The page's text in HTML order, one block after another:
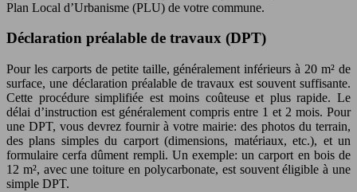
Plan Local d’Urbanisme (PLU) de votre commune.
Déclaration préalable de travaux (DPT)
Pour les carports de petite taille, généralement inférieurs à 20 m² de
surface, une déclaration préalable de travaux est souvent suffisante.
Cette procédure simplifiée est moins coûteuse et plus rapide. Le
délai d’instruction est généralement compris entre 1 et 2 mois. Pour
une DPT, vous devrez fournir à votre mairie: des photos du terrain,
des plans simples du carport (dimensions, matériaux, etc.), et un
formulaire cerfa dûment rempli. Un exemple: un carport en bois de
12 m², avec une toiture en polycarbonate, est souvent éligible à une
simple DPT.